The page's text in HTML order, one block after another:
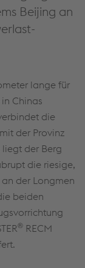
Beijing an
lange für
Chinas
die
der Provinz
liegt der Berg
die riesige,
der Longmen
beiden
® RECM